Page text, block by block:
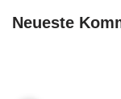
Neueste